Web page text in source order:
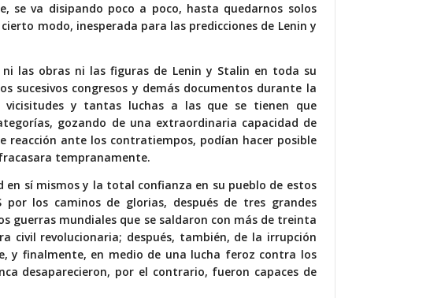
se va disipando poco a poco, hasta quedarnos solos
modo, inesperada para las predicciones de Lenin y
las obras ni las figuras de Lenin y Stalin en toda su
sucesivos congresos y demás documentos durante la
y tantas luchas a las que se tienen que
gozando de una extraordinaria capacidad de
reacción ante los contratiempos, podían hacer posible
tempranamente.
sí mismos y la total confianza en su pueblo de estos
por los caminos de glorias, después de tres grandes
guerras mundiales que se saldaron con más de treinta
civil revolucionaria; después, también, de la irrupción
y finalmente, en medio de una lucha feroz contra los
desaparecieron, por el contrario, fueron capaces de